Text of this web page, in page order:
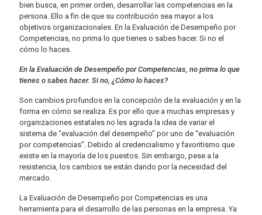
bien busca, en primer orden, desarrollar las competencias en la
persona. Ello a fin de que su contribución sea mayor a los
objetivos organizacionales. En la Evaluación de Desempeño por
Competencias, no prima lo que tienes o sabes hacer. Si no el
cómo lo haces.
En la Evaluación de Desempeño por Competencias, no prima lo que
tienes o sabes hacer. Si no, ¿Cómo lo haces?
Son cambios profundos en la concepción de la evaluación y en la
forma en cómo se realiza. Es por ello que a muchas empresas y
organizaciones estatales no les agrada la idea de variar el
sistema de “evaluación del desempeño” por uno de “evaluación
por competencias”. Debido al credencialismo y favoritismo que
existe en la mayoría de los puestos. Sin embargo, pese a la
resistencia, los cambios se están dando por la necesidad del
mercado.
La Evaluación de Desempeño por Competencias es una
herramienta para el desarrollo de las personas en la empresa. Ya